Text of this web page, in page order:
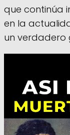
que continúa
en la
un verdadero